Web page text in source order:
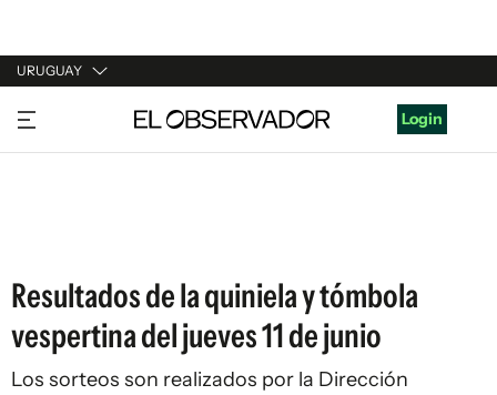
URUGUAY
URUGUAY
ARGENTINA
Login
Resultados de la quiniela y tómbola
vespertina del jueves 11 de junio
Los sorteos son realizados por la Dirección